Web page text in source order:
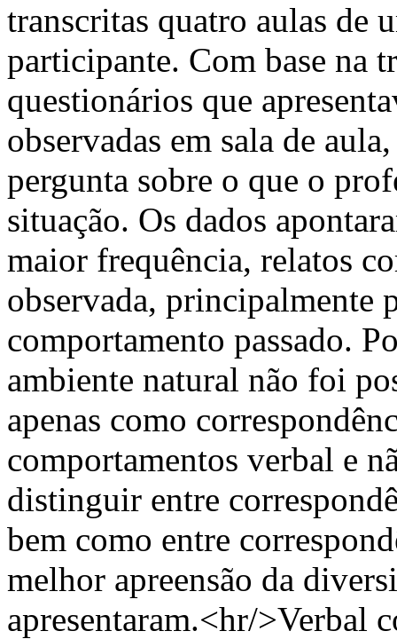
transcritas quatro aulas de
participante. Com base na
questionários que
observadas em sala de
pergunta sobre o que o
situação. Os dados
maior frequência, relatos
observada, principalmente
comportamento passado.
ambiente natural não foi
apenas como
comportamentos verbal e
distinguir entre
bem como entre
melhor apreensão da
apresentaram.<hr/>Verbal